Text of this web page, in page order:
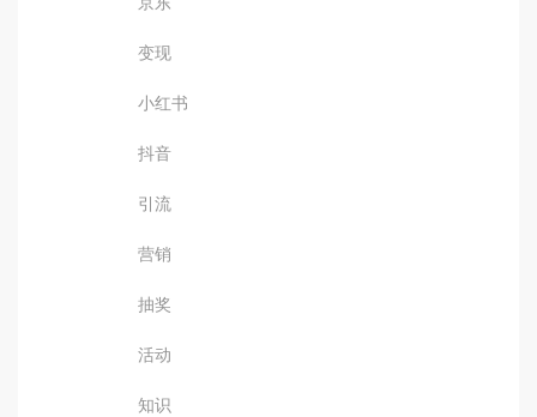
变现
小红书
抖音
引流
营销
抽奖
活动
知识